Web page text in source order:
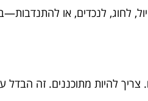
לחוג, לנכדים, או
להיות מתוכננים. זה הבדל